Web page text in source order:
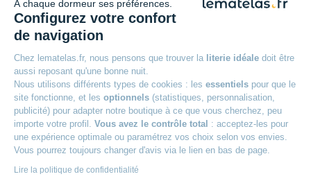
À chaque dormeur ses préférences.
Configurez votre confort
de navigation
Chez lematelas.fr, nous pensons que trouver la literie idéale doit être
aussi reposant qu'une bonne nuit.
Nous utilisons différents types de cookies : les essentiels pour que le
site fonctionne, et les optionnels (statistiques, personnalisation,
publicité) pour adapter notre boutique à ce que vous cherchez, peu
importe votre profil. Vous avez le contrôle total : acceptez-les pour
une expérience optimale ou paramétrez vos choix selon vos envies.
Vous pourrez toujours changer d'avis via le lien en bas de page.
Lire la politique de confidentialité
Dès
Pour toutes vos envies
Réglez en 3 fois sans frais